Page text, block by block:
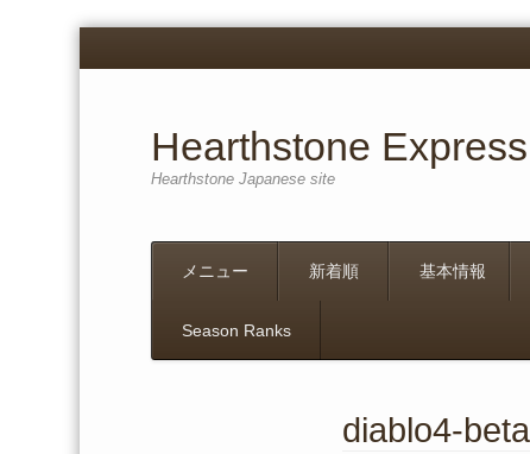
Hearthstone Express
Hearthstone Japanese site
メニュー 新着順 基本情報
Season Ranks
diablo4-